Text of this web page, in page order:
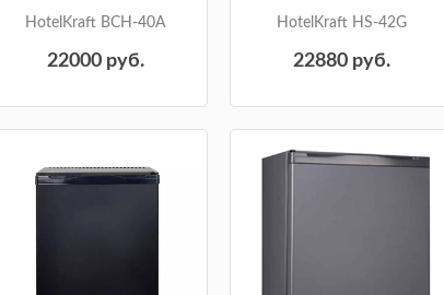
HotelKraft BCH-40A
22000 руб.
HotelKraft HS-42G
22880 руб.